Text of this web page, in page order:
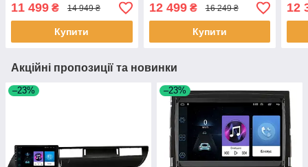
Prime 6шт
11 499 ₴ 14 949 ₴
Купити
Prime 6шт
12 499₴ 16 249 ₴
Купити
12
Акційні пропозиції та новинки
–23% –23%